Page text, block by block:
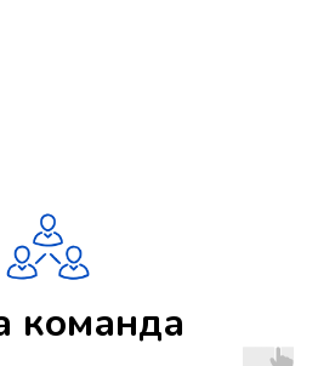
команда